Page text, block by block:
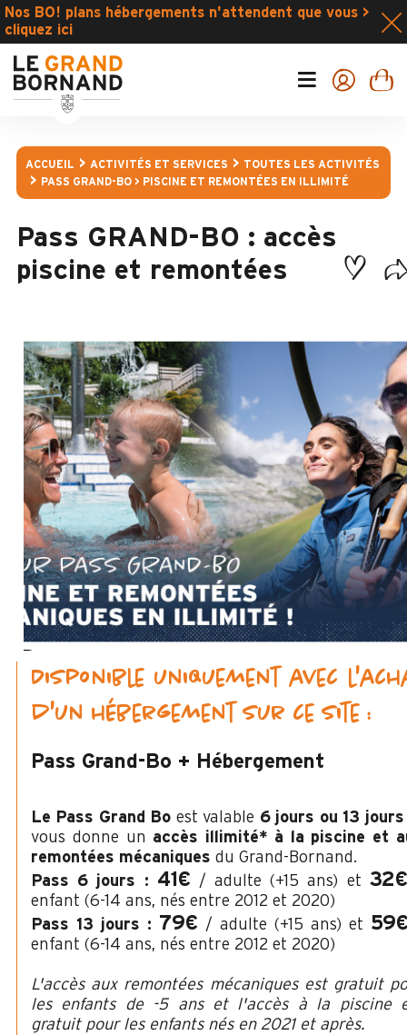
Nos BO! plans hébergements n'attendent que vous >
cliquez ici
ACCUEIL ACTIVITÉS ET SERVICES
TOUTES LES ACTIVITÉS
PASS GRAND-BO > PISCINE ET REMONTÉES EN ILLIMITÉ
Pass GRAND-BO : accès
piscine et remontées
Disponible uniquement avec
d'un hébergement sur ce site :
Pass Grand-Bo + Hébergement
Le Pass Grand Bo est valable 6 jours ou 13 jours
vous donne un accès illimité* à la piscine et
remontées mécaniques du Grand-Bornand.
Pass 6 jours :
41€ / adulte (+15 ans) et 32€
enfant (6-14 ans, nés entre 2012 et 2020)
Pass 13 jours : 79€ / adulte (+15 ans) et
enfant (6-14 ans, nés entre 2012 et 2020)
L'accès aux remontées mécaniques est gratuit
les enfants de -5 ans et l'accès à la piscine
gratuit pour les enfants nés en 2021 et après.